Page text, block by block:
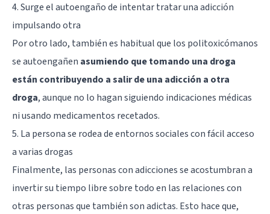
4. Surge el autoengaño de intentar tratar una adicción
impulsando otra
Por otro lado, también es habitual que los politoxicómanos
se autoengañen asumiendo que tomando una droga
están contribuyendo a salir de una adicción a otra
droga, aunque no lo hagan siguiendo indicaciones médicas
ni usando medicamentos recetados.
5. La persona se rodea de entornos sociales con fácil acceso
a varias drogas
Finalmente, las personas con adicciones se acostumbran a
invertir su tiempo libre sobre todo en las relaciones con
otras personas que también son adictas. Esto hace que,